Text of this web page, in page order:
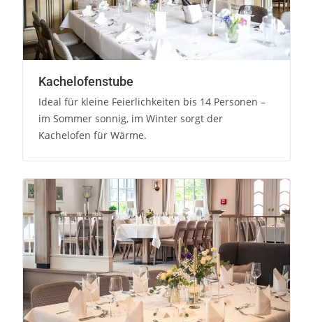
Kachelofenstube
Ideal für kleine Feierlichkeiten bis 14 Personen –
im Sommer sonnig, im Winter sorgt der
Kachelofen für Wärme.